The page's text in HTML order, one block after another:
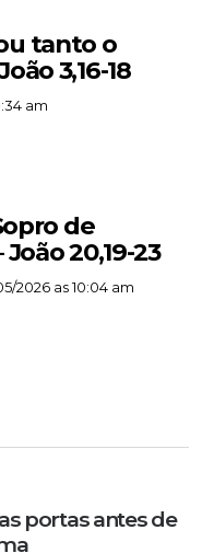
tanto o
3,16-18
am
de
20,19-23
2026 as 10:04 am
portas antes de